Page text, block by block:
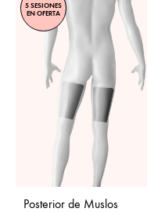
5 SESIONES
EN OFERTA
Posterior de Muslos